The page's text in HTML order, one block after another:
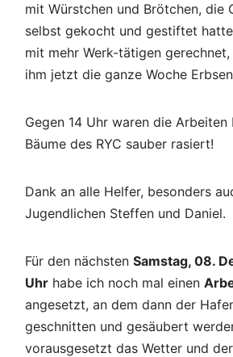
mit Würstchen und Brötchen, die
selbst gekocht und gestiftet
mit mehr Werk-tätigen
ihm jetzt die ganze Woche
Gegen 14 Uhr waren die
Bäume des RYC sauber rasiert!
Dank an alle Helfer, besonders
Jugendlichen Steffen und Daniel.
Für den nächsten Samstag, 08.
Uhr habe ich noch mal einen
angesetzt, an dem dann der
geschnitten und gesäubert
vorausgesetzt das Wetter und